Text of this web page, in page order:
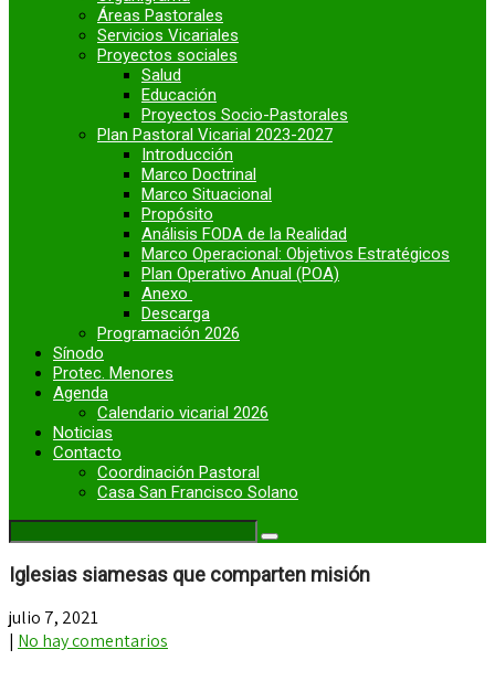
Áreas Pastorales
Servicios Vicariales
Proyectos sociales
Salud
Educación
Proyectos Socio-Pastorales
Plan Pastoral Vicarial 2023-2027
Introducción
Marco Doctrinal
Marco Situacional
Propósito
Análisis FODA de la Realidad
Marco Operacional: Objetivos Estratégicos
Plan Operativo Anual (POA)
Anexo
Descarga
Programación 2026
Sínodo
Protec. Menores
Agenda
Calendario vicarial 2026
Noticias
Contacto
Coordinación Pastoral
Casa San Francisco Solano
Iglesias siamesas que comparten misión
julio 7, 2021
| No hay comentarios